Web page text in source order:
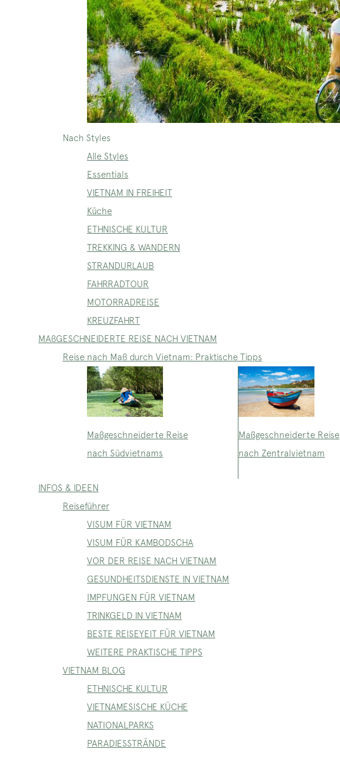
Nach Styles
Alle Styles
Essentials
VIETNAM IN FREIHEIT
Küche
ETHNISCHE KULTUR
TREKKING & WANDERN
STRANDURLAUB
FAHRRADTOUR
MOTORRADREISE
KREUZFAHRT
MAßGESCHNEIDERTE REISE NACH VIETNAM
Reise nach Maß durch Vietnam: Praktische Tipps
Maßgeschneiderte Reise
nach Südvietnams
Maßgeschneiderte Reise
nach Zentralvietnam
INFOS & IDEEN
Reiseführer
VISUM FÜR VIETNAM
VISUM FÜR KAMBODSCHA
VOR DER REISE NACH VIETNAM
GESUNDHEITSDIENSTE IN VIETNAM
IMPFUNGEN FÜR VIETNAM
TRINKGELD IN VIETNAM
BESTE REISEYEIT FÜR VIETNAM
WEITERE PRAKTISCHE TIPPS
VIETNAM BLOG
ETHNISCHE KULTUR
VIETNAMESISCHE KÜCHE
NATIONALPARKS
PARADIESSTRÄNDE